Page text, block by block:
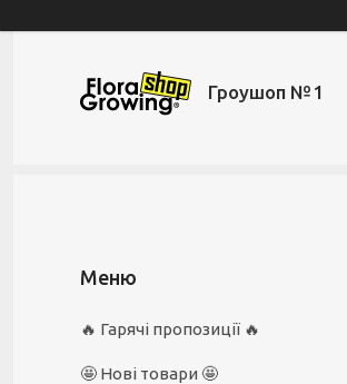
Гроушоп №1
🔥 Гарячі пропозиції 🔥
🤩 Нові товари 🤩